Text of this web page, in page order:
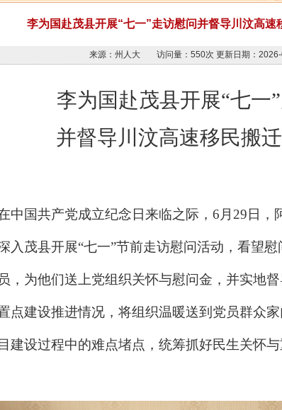
李为国赴茂县开展“七一”走访慰问并督导川汶高速
来源：州人大 访问量：550次 更新日期：
李为国赴茂县开展“七一
并督导川汶高速移民搬
中国共产党成立纪念日来临之际， 6月29日，
入茂县开展“七一”节前走访慰问活动，看望
，为他们送上党组织关怀与慰问金，并实地
点建设推进情况，将组织温暖送到党员群众
建设过程中的难点堵点，统筹抓好民生关怀